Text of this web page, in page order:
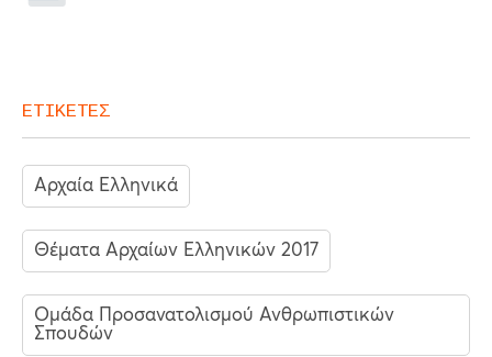
ΕΤΙΚΕΤΕΣ
Αρχαία Ελληνικά
Θέματα Αρχαίων Ελληνικών 2017
Ομάδα Προσανατολισμού Ανθρωπιστικών
Σπουδών